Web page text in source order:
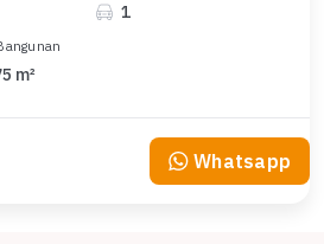
1
m²
Whatsapp